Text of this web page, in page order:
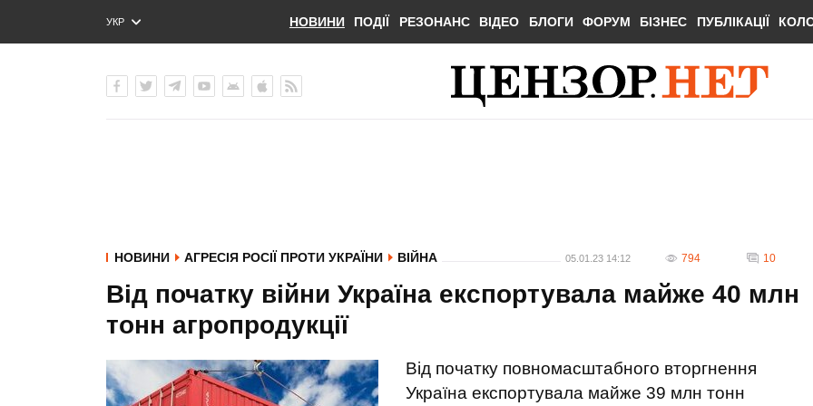
УКР
ENG
НОВИНИ ПОДІЇ РЕЗОНАНС ВІДЕО БЛОГИ ФОРУМ БІЗНЕС ПУБЛІКАЦІЇ
НОВИНИ АГРЕСІЯ РОСІЇ ПРОТИ УКРАЇНИ ВІЙНА 05.01.23 14:12 794 10
Від початку війни Україна експортувала майже 40 млн
тонн агропродукції
Від початку повномасштабного вторгнення
Україна експортувала майже 39 млн тонн